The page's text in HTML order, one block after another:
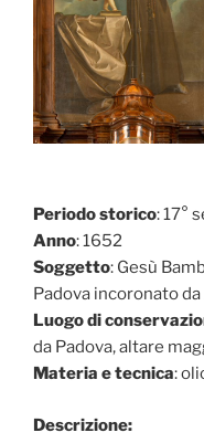
Periodo storico: 17°
Anno: 1652
Soggetto: Gesù
Padova incoronato
Luogo di
da Padova, altare
Materia e tecnica:
Descrizione: